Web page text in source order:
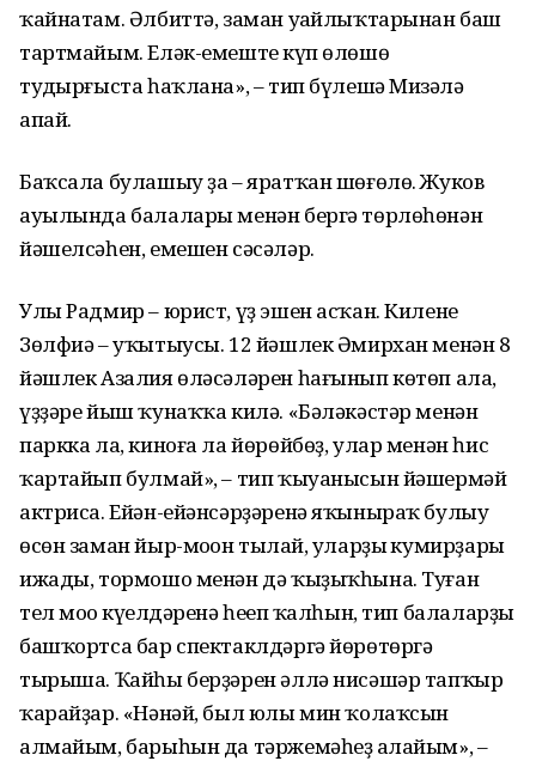
ҡайнатам. Әлбиттә, заман уңайлыҡтарынан баш
тартмайым. Еләк-емештең күп өлөшө
туңдырғыста һаҡлана», – тип бүлешә Миңзәлә
апай.
Баҡсала булашыу ҙа – яратҡан шөғөлө. Жуков
ауылында балалары менән бергә төрлөһөнән
йәшелсәһен, емешен сәсәләр.
Улы Радмир – юрист, үҙ эшен асҡан. Килене
Зөлфиә – уҡытыусы. 12 йәшлек Әмирхан менән 8
йәшлек Азалия өләсәләрен һағынып көтөп ала,
үҙҙәре йыш ҡунаҡҡа килә. «Бәләкәстәр менән
паркка ла, киноға ла йөрөйбөҙ, улар менән һис
ҡартайып булмай», – тип ҡыуанысын йәшермәй
актриса. Ейән-ейәнсәрҙәренә яҡыныраҡ булыу
өсөн заман йыр-моңон тыңлай, уларҙың кумирҙары
ижады, тормошо менән дә ҡыҙыҡһына. Туған
тел моңо күңелдәренә һеңеп ҡалһын, тип балаларҙы
башҡортса бар спектаклдәргә йөрөтөргә
тырыша. Ҡайһы берҙәрен әллә нисәшәр тапҡыр
ҡарайҙар. «Нәнәй, был юлы мин ҡолаҡсын
алмайым, барыһын да тәржемәһеҙ аңлайым», –